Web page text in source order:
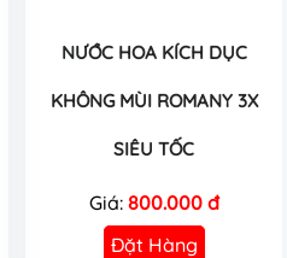
NƯỚC HOA KÍCH DỤC
KHÔNG MÙI ROMANY 3X
SIÊU TỐC
Giá: 800.000 đ
Đặt Hàng